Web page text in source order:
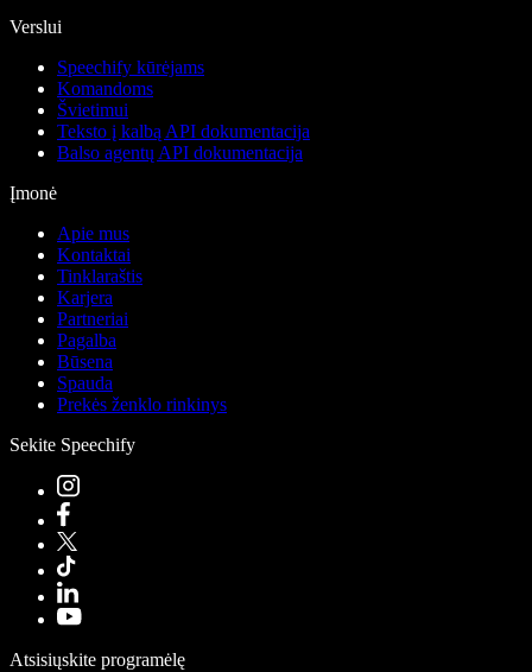
Verslui
Speechify kūrėjams
Komandoms
Švietimui
Teksto į kalbą API dokumentacija
Balso agentų API dokumentacija
Įmonė
Apie mus
Kontaktai
Tinklaraštis
Karjera
Partneriai
Pagalba
Būsena
Spauda
Prekės ženklo rinkinys
Sekite Speechify
Atsisiųskite programėlę